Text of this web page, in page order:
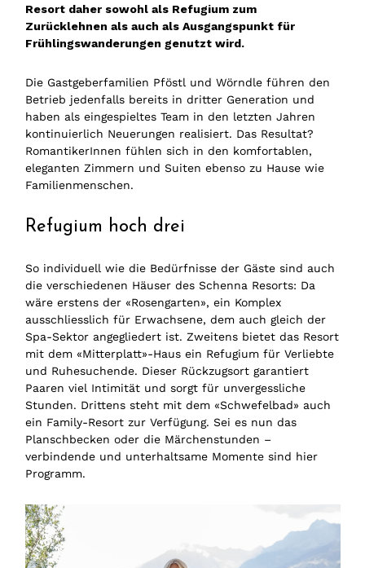
Resort daher sowohl als Refugium zum
Zurücklehnen als auch als Ausgangspunkt für
Frühlingswanderungen genutzt wird.
Die Gastgeberfamilien Pföstl und Wörndle führen den
Betrieb jedenfalls bereits in dritter Generation und
haben als eingespieltes Team in den letzten Jahren
kontinuierlich Neuerungen realisiert. Das Resultat?
RomantikerInnen fühlen sich in den komfortablen,
eleganten Zimmern und Suiten ebenso zu Hause wie
Familienmenschen.
Refugium hoch drei
So individuell wie die Bedürfnisse der Gäste sind auch
die verschiedenen Häuser des Schenna Resorts: Da
wäre erstens der «Rosengarten», ein Komplex
ausschliesslich für Erwachsene, dem auch gleich der
Spa-Sektor angegliedert ist. Zweitens bietet das Resort
mit dem «Mitterplatt»-Haus ein Refugium für Verliebte
und Ruhesuchende. Dieser Rückzugsort garantiert
Paaren viel Intimität und sorgt für unvergessliche
Stunden. Drittens steht mit dem «Schwefelbad» auch
ein Family-Resort zur Verfügung. Sei es nun das
Planschbecken oder die Märchenstunden –
verbindende und unterhaltsame Momente sind hier
Programm.